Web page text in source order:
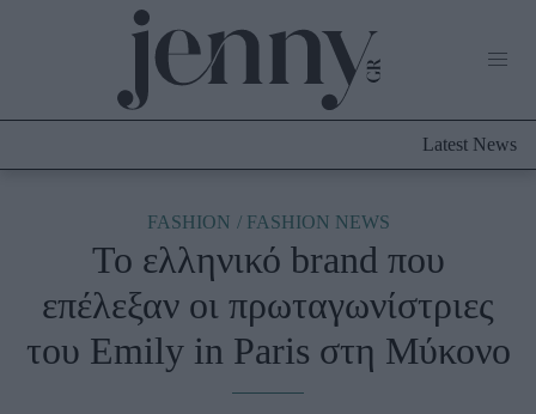
Culture
Fashion
Shopping
Styling Tips
Latest News
FASHION FASHION NEWS
Το ελληνικό brand που
επέλεξαν οι πρωταγωνίστριες
του Emily in Paris στη Μύκονο